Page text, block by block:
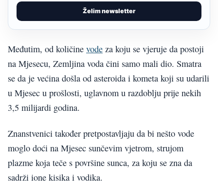
Želim newsletter
Međutim, od količine vode za koju se vjeruje da postoji
na Mjesecu, Zemljina voda čini samo mali dio. Smatra
se da je većina došla od asteroida i kometa koji su udarili
u Mjesec u prošlosti, uglavnom u razdoblju prije nekih
3,5 milijardi godina.
Znanstvenici također pretpostavljaju da bi nešto vode
moglo doći na Mjesec sunčevim vjetrom, strujom
plazme koja teče s površine sunca, za koju se zna da
sadrži ione kisika i vodika.